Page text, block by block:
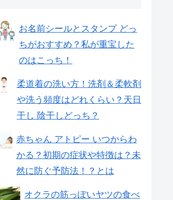
お名前シールとスタンプ どっ
ちがおすすめ？私が重宝した
のはこっち！
柔道着の洗い方！洗剤＆柔軟剤
や洗う頻度はどれくらい？天日
干し 陰干しどっち？
赤ちゃん アトピー いつからわ
かる？初期の症状や特徴は？未
然に防ぐ予防法！？とは
オクラの筋っぽいヤツの食べ